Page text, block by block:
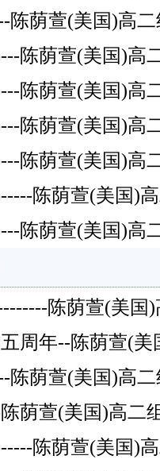
陈荫萱(美国)高
陈荫萱(美国)高
陈荫萱(美国)高
陈荫萱(美国)高
陈荫萱(美国)高
陈荫萱(美国)
陈荫萱(美国)高
陈荫萱(美国
周年--陈荫萱(
陈荫萱(美国)高
荫萱(美国)高二
陈荫萱(美国)